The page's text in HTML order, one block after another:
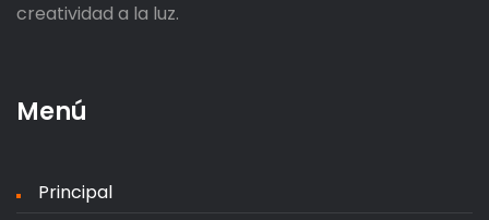
creatividad a la luz.
Menú
Principal